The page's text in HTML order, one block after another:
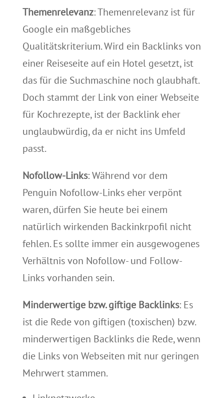
Themenrelevanz: Themenrelevanz ist für
Google ein maßgebliches
Qualitätskriterium. Wird ein Backlinks von
einer Reiseseite auf ein Hotel gesetzt, ist
das für die Suchmaschine noch glaubhaft.
Doch stammt der Link von einer Webseite
für Kochrezepte, ist der Backlink eher
unglaubwürdig, da er nicht ins Umfeld
passt.
Nofollow-Links: Während vor dem
Penguin Nofollow-Links eher verpönt
waren, dürfen Sie heute bei einem
natürlich wirkenden Backinkrpofil nicht
fehlen. Es sollte immer ein ausgewogenes
Verhältnis von Nofollow- und Follow-
Links vorhanden sein.
Minderwertige bzw. giftige Backlinks: Es
ist die Rede von giftigen (toxischen) bzw.
minderwertigen Backlinks die Rede, wenn
die Links von Webseiten mit nur geringen
Mehrwert stammen.